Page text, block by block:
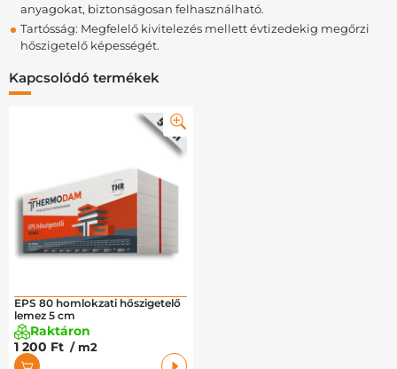
anyagokat, biztonságosan felhasználható.
Tartósság: Megfelelő kivitelezés mellett évtizedekig megőrzi
hőszigetelő képességét.
Kapcsolódó termékek
EPS 80 homlokzati hőszigetelő
lemez 5 cm
Raktáron
1 200 Ft / m2